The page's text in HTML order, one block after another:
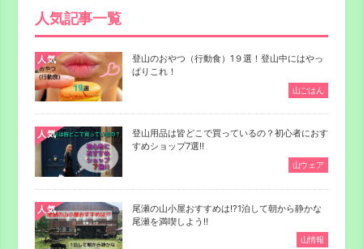
人気記事一覧
人気
登山のおやつ（行動食）1９選！登山中にはやっ
ぱりこれ！
山ごはん
人気
登山用品は皆どこで買っているの？初心者におす
すめショップ7選‼
山ウェア
人気
尾瀬の山小屋おすすめは⁉1泊して朝から静かな
尾瀬を満喫しよう‼
山情報